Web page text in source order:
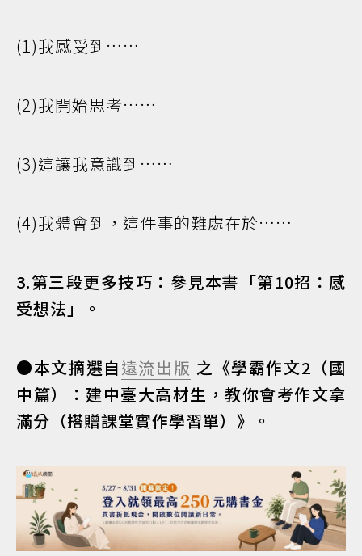
(1)我感受到……
(2)我開始思考……
(3)這讓我意識到……
(4)我體會到，這件事的難處在於……
3.第三段更多技巧：參見本書「第10招：感
受想法」。
●本文摘選自遠流出版 之《學霸作文2（國
中篇）：建中臺大高材生，教你會考作文拿
滿分（搭贈課堂實作學習單）》。